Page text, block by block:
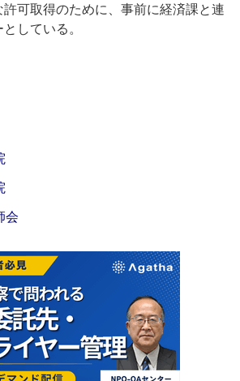
可取得のために、事前に経済課と連
している。
会